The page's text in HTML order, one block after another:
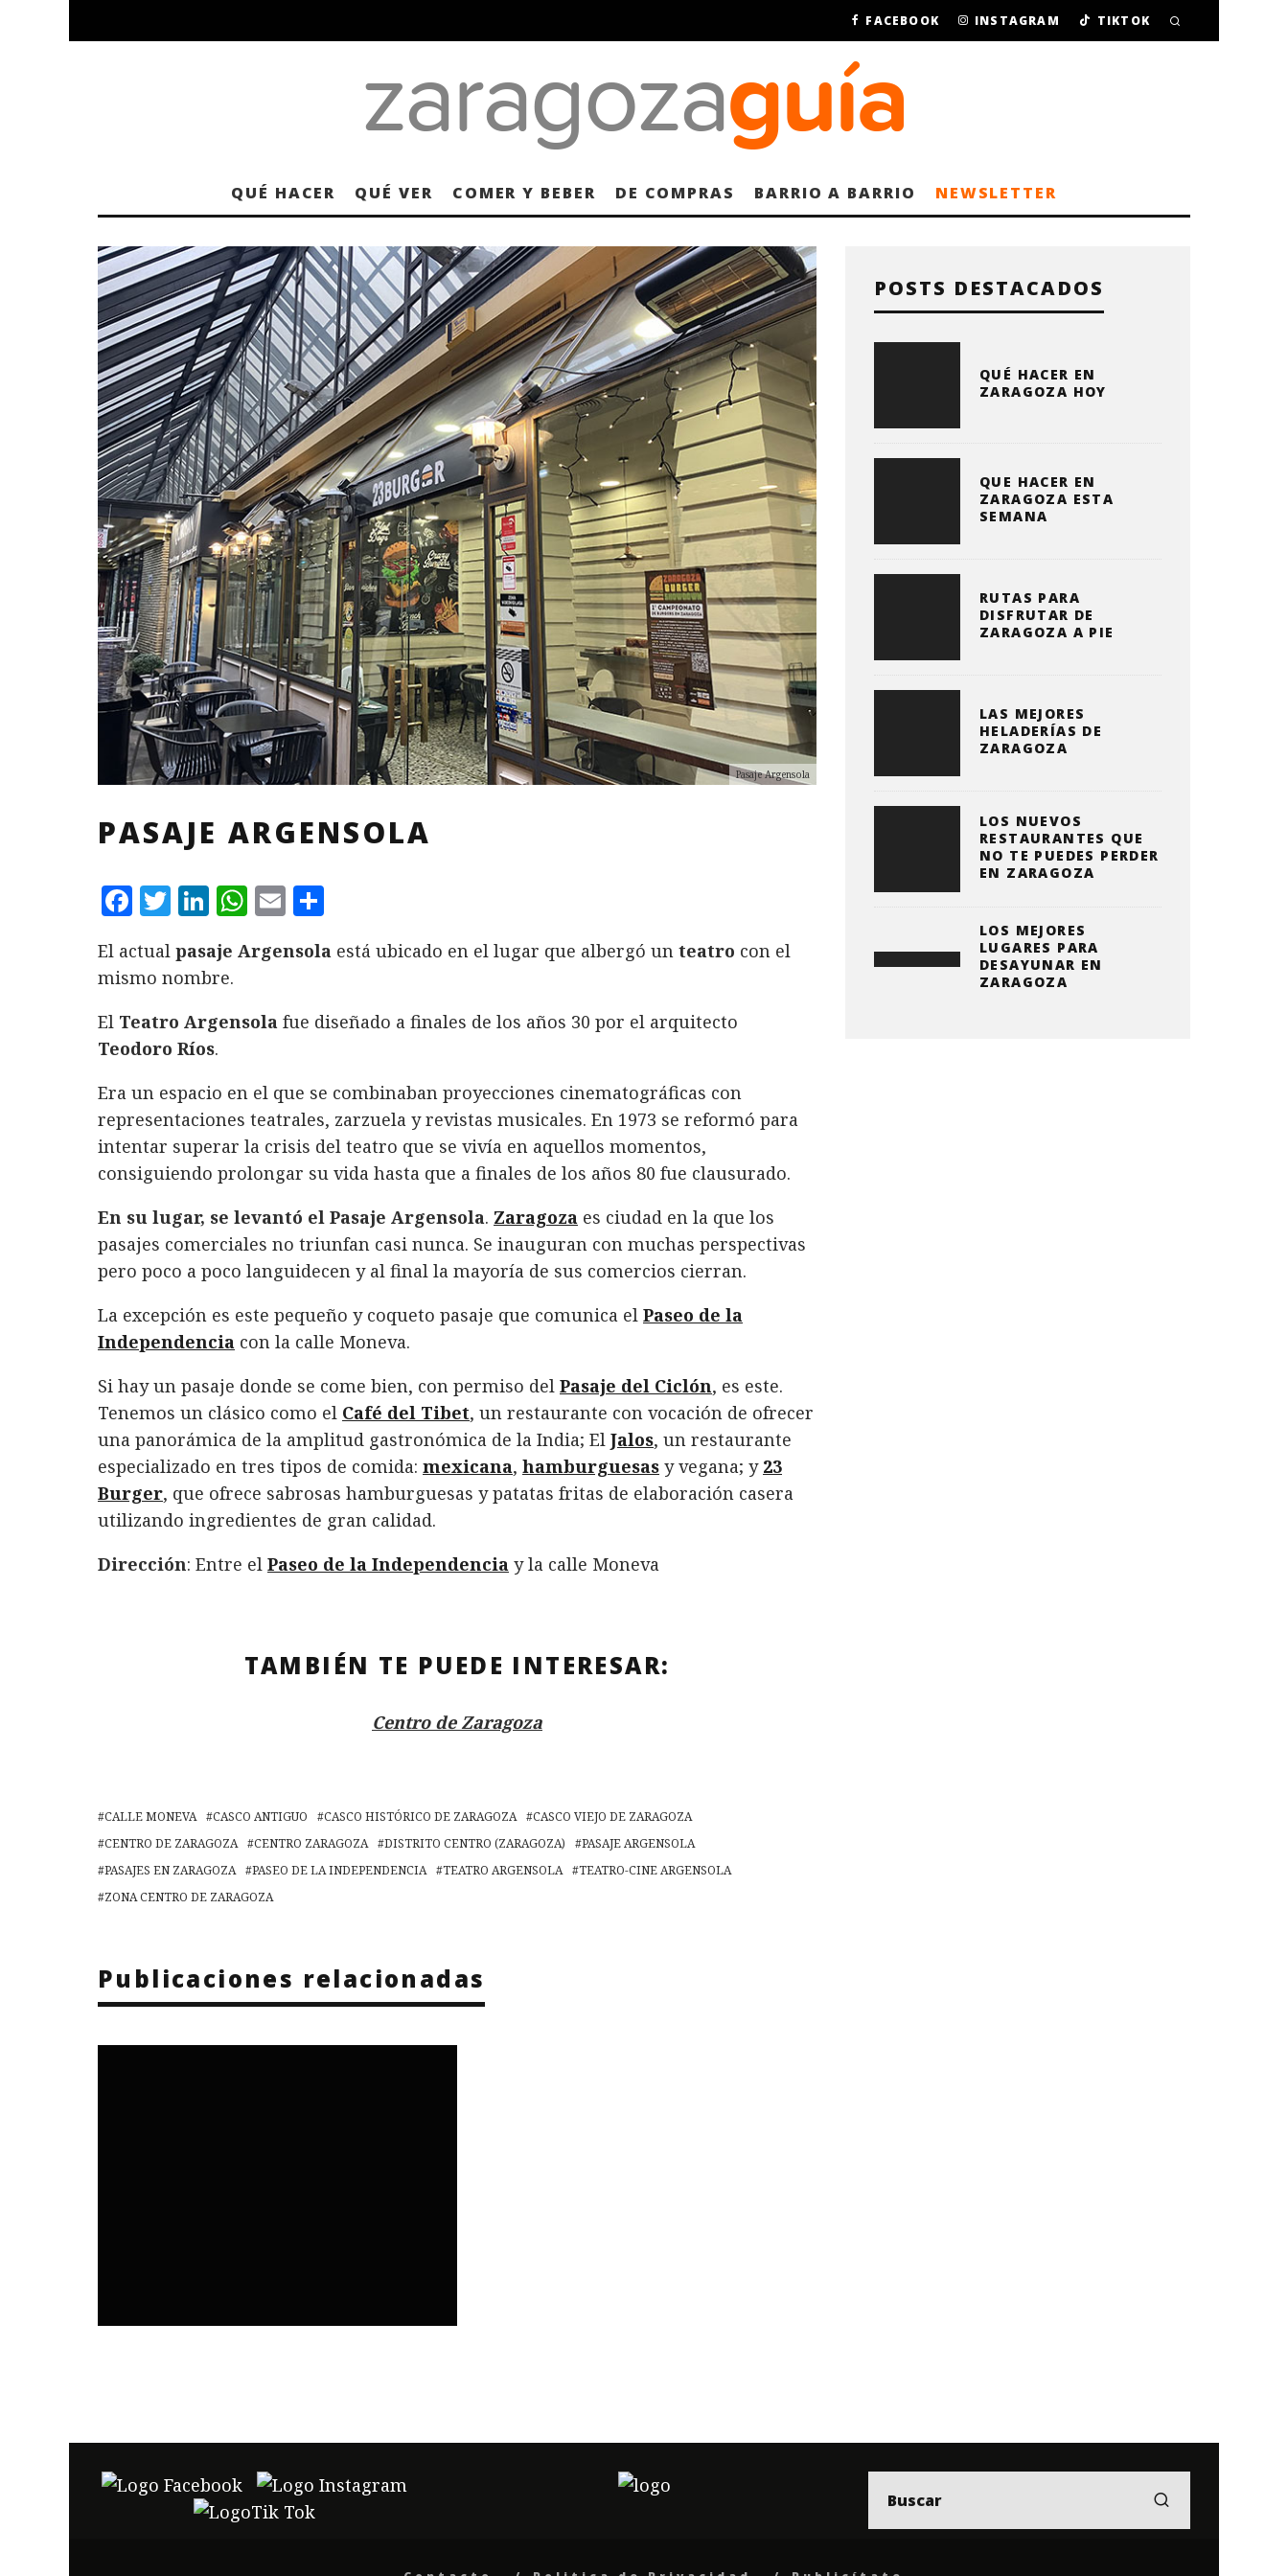
FACEBOOK INSTAGRAM TIKTOK
QUÉ HACER QUÉ VER COMER Y BEBER DE COMPRAS BARRIO A BARRIO NEWSLETTER
Pasaje Argensola
PASAJE ARGENSOLA
F
c
e
b
o
o
k
T
it
te
r
L
n
k
e
d
I
n
W
at
A
p
E
ai m
a
ir
El actual pasaje Argensola está ubicado en el lugar que albergó un teatro con el
mismo nombre.
El Teatro Argensola fue diseñado a finales de los años 30 por el arquitecto
Teodoro Ríos.
Era un espacio en el que se combinaban proyecciones cinematográficas con
representaciones teatrales, zarzuela y revistas musicales. En 1973 se reformó para
intentar superar la crisis del teatro que se vivía en aquellos momentos,
consiguiendo prolongar su vida hasta que a finales de los años 80 fue clausurado.
En su lugar, se levantó el Pasaje Argensola. Zaragoza es ciudad en la que los
pasajes comerciales no triunfan casi nunca. Se inauguran con muchas perspectivas
pero poco a poco languidecen y al final la mayoría de sus comercios cierran.
La excepción es este pequeño y coqueto pasaje que comunica el Paseo de la
Independencia con la calle Moneva.
Si hay un pasaje donde se come bien, con permiso del Pasaje del Ciclón, es este.
Tenemos un clásico como el Café del Tibet, un restaurante con vocación de ofrecer
una panorámica de la amplitud gastronómica de la India; El Jalos, un restaurante
especializado en tres tipos de comida: mexicana, hamburguesas y vegana; y 23
Burger, que ofrece sabrosas hamburguesas y patatas fritas de elaboración casera
utilizando ingredientes de gran calidad.
Dirección: Entre el Paseo de la Independencia y la calle Moneva
TAMBIÉN TE PUEDE INTERESAR:
Centro de Zaragoza
CALLE MONEVA CASCO ANTIGUO CASCO HISTÓRICO DE ZARAGOZA
CASCO VIEJO DE ZARAGOZA
CENTRO DE ZARAGOZA
CENTRO ZARAGOZA DISTRITO CENTRO (ZARAGOZA)
PASAJE ARGENSOLA
PASAJES EN ZARAGOZA
PASEO DE LA INDEPENDENCIA TEATRO ARGENSOLA
TEATRO-CINE ARGENSOLA
ZONA CENTRO DE ZARAGOZA
Publicaciones relacionadas
POSTS DESTACADOS
QUÉ HACER EN
ZARAGOZA HOY
QUE HACER EN
ZARAGOZA ESTA
SEMANA
RUTAS PARA
DISFRUTAR DE
ZARAGOZA A PIE
LAS MEJORES
HELADERÍAS DE
ZARAGOZA
LOS NUEVOS
RESTAURANTES QUE
NO TE PUEDES PERDER
EN ZARAGOZA
LOS MEJORES
LUGARES PARA
DESAYUNAR EN
ZARAGOZA